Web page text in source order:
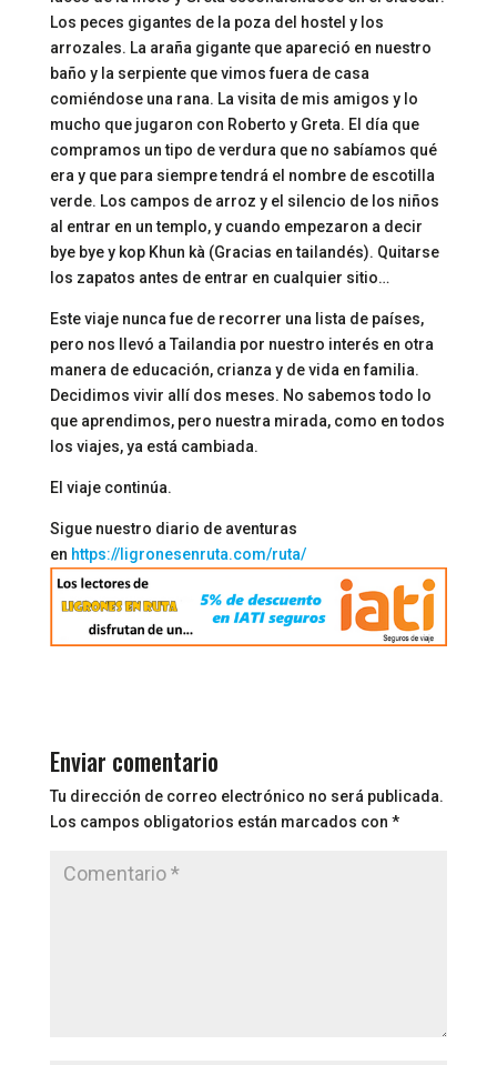
Los peces gigantes de la poza del hostel y los
arrozales. La araña gigante que apareció en nuestro
baño y la serpiente que vimos fuera de casa
comiéndose una rana. La visita de mis amigos y lo
mucho que jugaron con Roberto y Greta. El día que
compramos un tipo de verdura que no sabíamos qué
era y que para siempre tendrá el nombre de escotilla
verde. Los campos de arroz y el silencio de los niños
al entrar en un templo, y cuando empezaron a decir
bye bye y kop Khun kà (Gracias en tailandés). Quitarse
los zapatos antes de entrar en cualquier sitio…
Este viaje nunca fue de recorrer una lista de países,
pero nos llevó a Tailandia por nuestro interés en otra
manera de educación, crianza y de vida en familia.
Decidimos vivir allí dos meses. No sabemos todo lo
que aprendimos, pero nuestra mirada, como en todos
los viajes, ya está cambiada.
El viaje continúa.
Sigue nuestro diario de aventuras
en https://ligronesenruta.com/ruta/
Enviar comentario
Tu dirección de correo electrónico no será publicada.
Los campos obligatorios están marcados con *